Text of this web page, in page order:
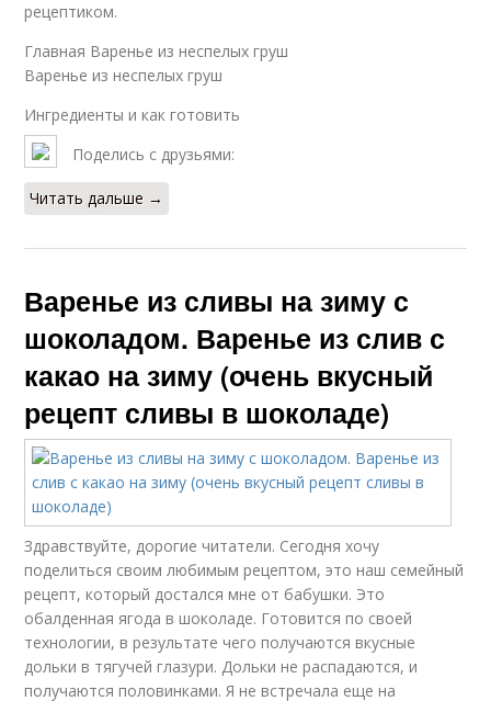
рецептиком.
Главная Варенье из неспелых груш
Варенье из неспелых груш
Ингредиенты и как готовить
Поделись с друзьями:
Читать дальше →
Варенье из сливы на зиму с
шоколадом. Варенье из слив с
какао на зиму (очень вкусный
рецепт сливы в шоколаде)
Здравствуйте, дорогие читатели. Сегодня хочу
поделиться своим любимым рецептом, это наш семейный
рецепт, который достался мне от бабушки. Это
обалденная ягода в шоколаде. Готовится по своей
технологии, в результате чего получаются вкусные
дольки в тягучей глазури. Дольки не распадаются, и
получаются половинками. Я не встречала еще на